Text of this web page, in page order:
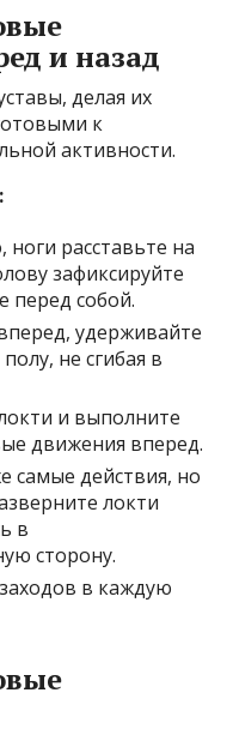
и назад
делая их
к
активности.
ноги расставьте на
зафиксируйте
перед собой.
удерживайте
не сгибая в
и выполните
движения вперед.
самые действия, но
локти
в
сторону.
в каждую